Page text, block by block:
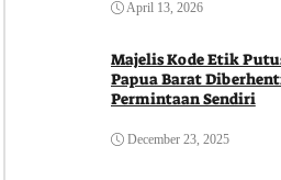
April 13, 2026
Majelis Kode Etik
Papua Barat
Permintaan Sendiri
December 23, 2025